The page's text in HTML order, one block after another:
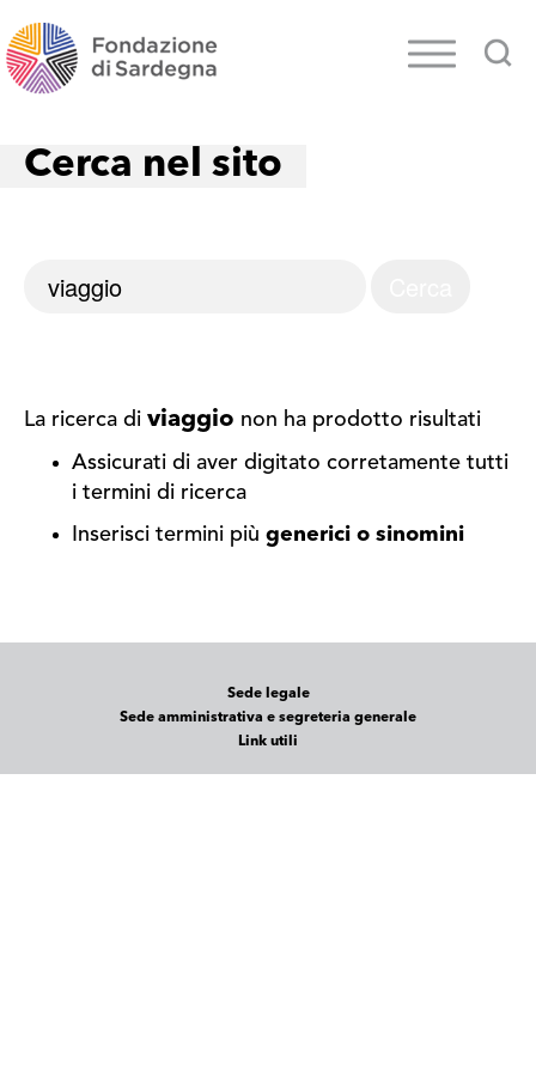
Cerca nel sito
La ricerca di viaggio non ha prodotto risultati
Assicurati di aver digitato corretamente tutti
i termini di ricerca
Inserisci termini più generici o sinomini
Sede legale
Sede amministrativa e segreteria generale
Link utili